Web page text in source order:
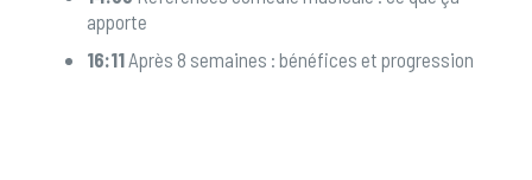
apporte
16:11 Après 8 semaines : bénéfices et progression